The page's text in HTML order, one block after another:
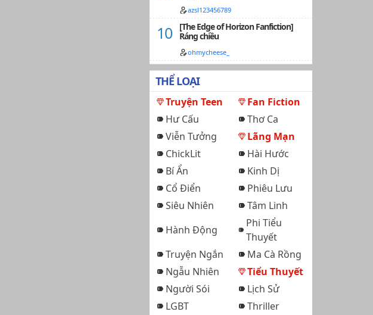
azsl123456789
[The Edge of Horizon Fanfiction]
Ráng chiều
ohmycheese_
THỂ LOẠI
Truyện Teen
Fan Fiction
Hư Cấu
Thơ Ca
Viễn Tưởng
Lãng Mạn
ChickLit
Hài Hước
Bí Ẩn
Kinh Dị
Cổ Điển
Phiêu Lưu
Siêu Nhiên
Tâm Linh
Hành Động
Phi Tiểu
Thuyết
Truyện Ngắn
Ma Cà Rồng
Ngẫu Nhiên
Tiểu Thuyết
Người Sói
Lịch Sử
LGBT
Thriller